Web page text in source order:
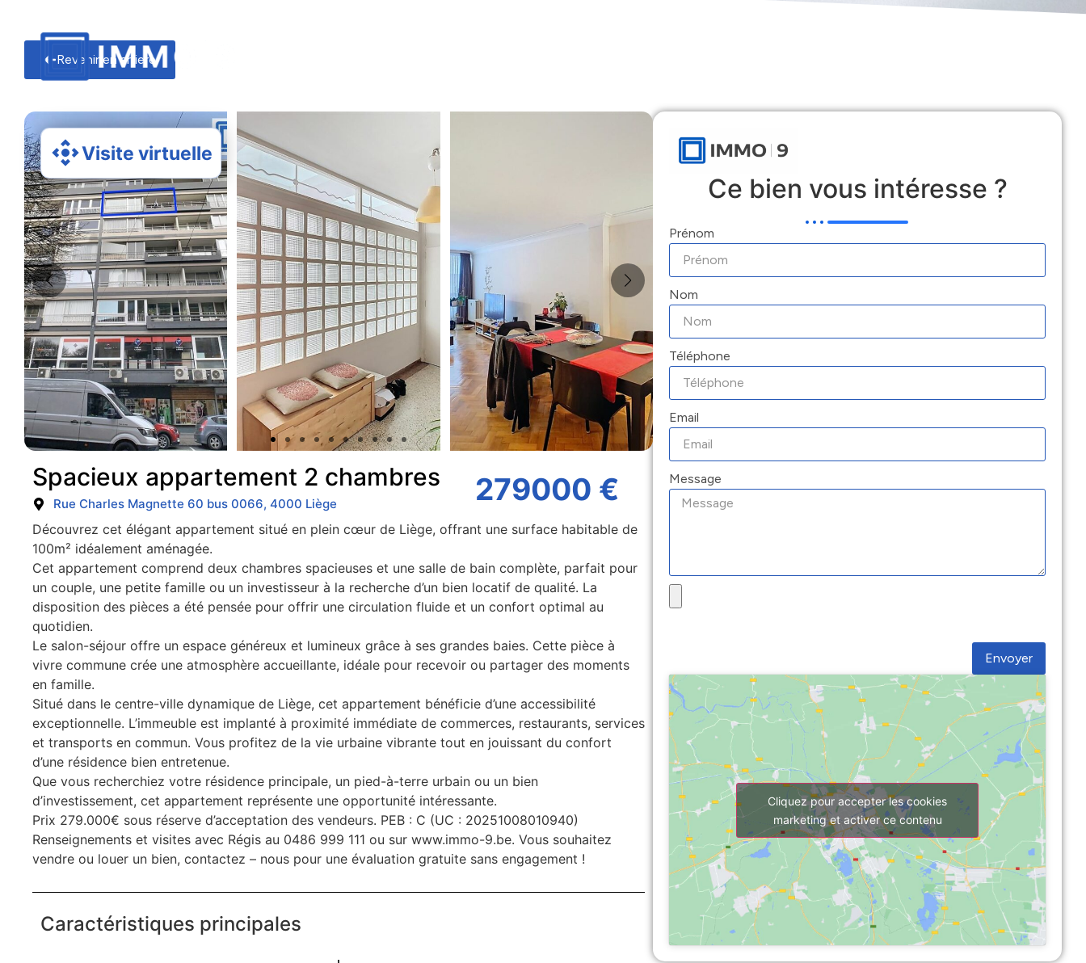
Revenir en arriere
Visite virtuelle
Spacieux appartement 2 chambres
Rue Charles Magnette 60 bus 0066, 4000 Liège 279000 €
Découvrez cet élégant appartement situé en plein cœur de Liège, offrant une surface habitable de
100m² idéalement aménagée.
Cet appartement comprend deux chambres spacieuses et une salle de bain complète, parfait pour
un couple, une petite famille ou un investisseur à la recherche d’un bien locatif de qualité. La
disposition des pièces a été pensée pour offrir une circulation fluide et un confort optimal au
quotidien.
Le salon-séjour offre un espace généreux et lumineux grâce à ses grandes baies. Cette pièce à
vivre commune crée une atmosphère accueillante, idéale pour recevoir ou partager des moments
en famille.
Situé dans le centre-ville dynamique de Liège, cet appartement bénéficie d’une accessibilité
exceptionnelle. L’immeuble est implanté à proximité immédiate de commerces, restaurants, services
et transports en commun. Vous profitez de la vie urbaine vibrante tout en jouissant du confort
d’une résidence bien entretenue.
Que vous recherchiez votre résidence principale, un pied-à-terre urbain ou un bien
d’investissement, cet appartement représente une opportunité intéressante.
Prix 279.000€ sous réserve d’acceptation des vendeurs. PEB : C (UC : 20251008010940)
Renseignements et visites avec Régis au 0486 999 111 ou sur www.immo-9.be. Vous souhaitez
vendre ou louer un bien, contactez – nous pour une évaluation gratuite sans engagement !
Caractéristiques principales
Ce bien vous intéresse ?
Prénom
Nom
Téléphone
Email
Message
Envoyer
Cliquez pour accepter les cookies
marketing et activer ce contenu